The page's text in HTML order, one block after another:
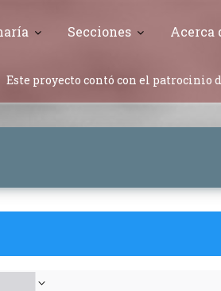
Secciones Acerca
Este proyecto contó con el patrocinio